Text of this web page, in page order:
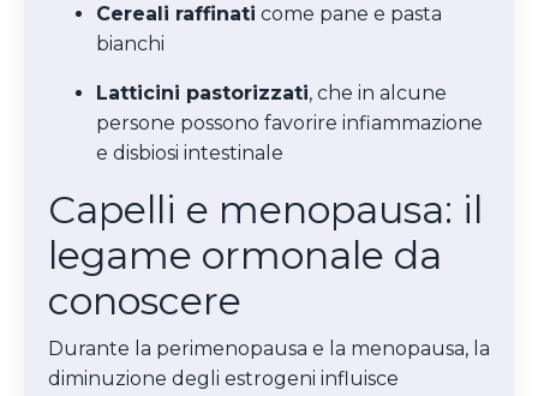
Cereali raffinati come pane e pasta
bianchi
Latticini pastorizzati, che in alcune
persone possono favorire infiammazione
e disbiosi intestinale
Capelli e menopausa: il
legame ormonale da
conoscere
Durante la perimenopausa e la menopausa, la
diminuzione degli estrogeni influisce